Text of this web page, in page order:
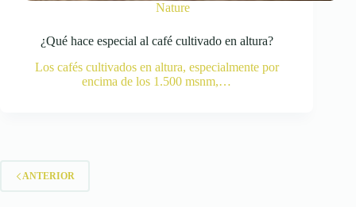
Nature
¿Qué hace especial al café cultivado en altura?
Los cafés cultivados en altura, especialmente por
encima de los 1.500 msnm,…
ANTERIOR